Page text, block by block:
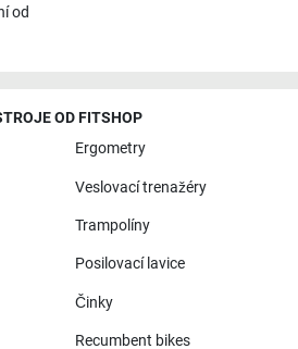
od
OD FITSHOP
Ergometry
Veslovací trenažéry
Trampolíny
Posilovací lavice
Činky
Recumbent bikes